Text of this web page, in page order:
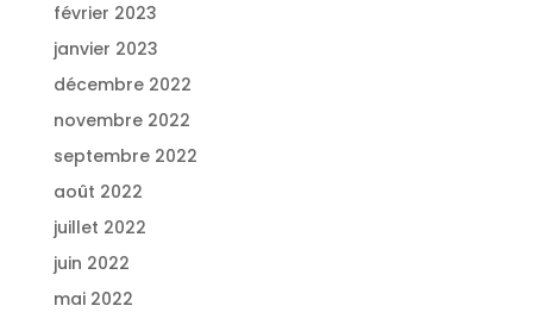
février 2023
janvier 2023
décembre 2022
novembre 2022
septembre 2022
août 2022
juillet 2022
juin 2022
mai 2022